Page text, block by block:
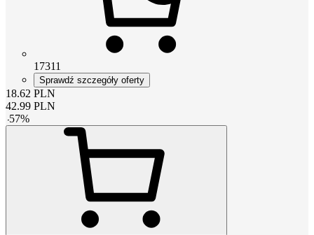
17311
Sprawdź szczegóły oferty
18.62 PLN
42.99 PLN
-57%